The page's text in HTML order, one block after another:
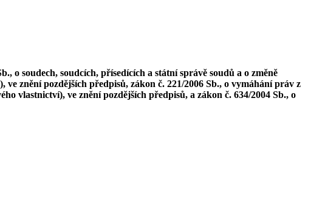
o soudech, soudcích, přísedících a státní správě soudů a o změně
znění pozdějších předpisů, zákon č. 221/2006 Sb., o vymáhání práv z
vlastnictví), ve znění pozdějších předpisů, a zákon č. 634/2004 Sb., o